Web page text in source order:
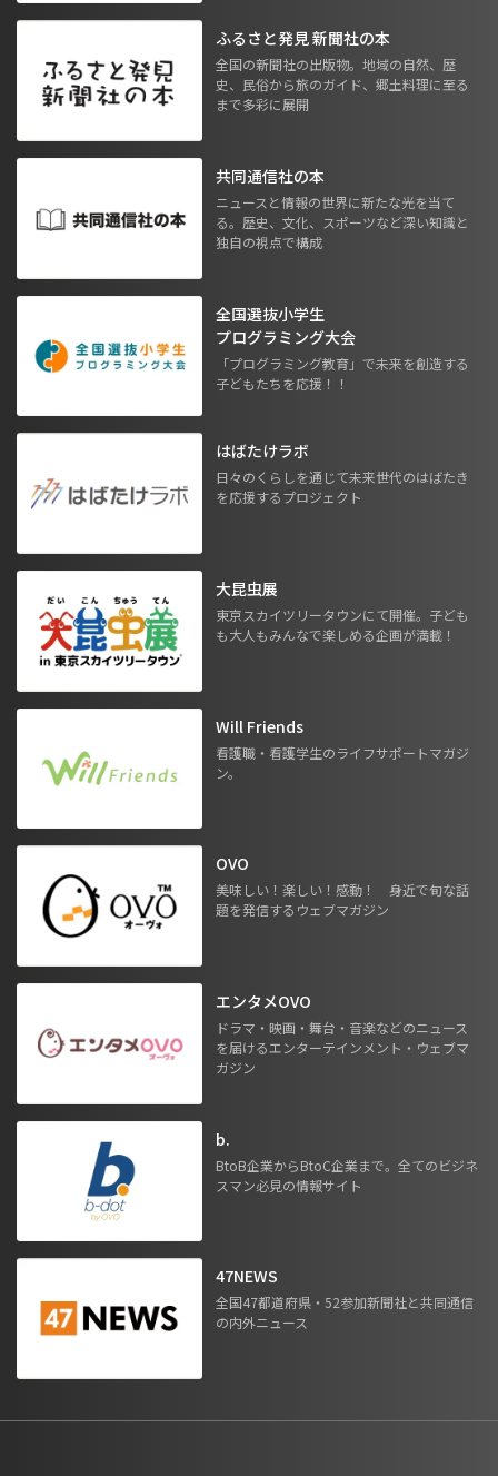
ふるさと発見 新聞社の本
全国の新聞社の出版物。地域の自然、歴
史、民俗から旅のガイド、郷土料理に至る
まで多彩に展開
共同通信社の本
ニュースと情報の世界に新たな光を当て
る。歴史、文化、スポーツなど深い知識と
独自の視点で構成
全国選抜小学生
プログラミング大会
「プログラミング教育」で未来を創造する
子どもたちを応援！！
はばたけラボ
日々のくらしを通じて未来世代のはばたき
を応援するプロジェクト
大昆虫展
東京スカイツリータウンにて開催。子ども
も大人もみんなで楽しめる企画が満載！
Will Friends
看護職・看護学生のライフサポートマガジ
ン。
OVO
美味しい！楽しい！感動！ 身近で旬な話
題を発信するウェブマガジン
エンタメOVO
ドラマ・映画・舞台・音楽などのニュース
を届けるエンターテインメント・ウェブマ
ガジン
b.
BtoB企業からBtoC企業まで。全てのビジネ
スマン必見の情報サイト
47NEWS
全国47都道府県・52参加新聞社と共同通信
の内外ニュース